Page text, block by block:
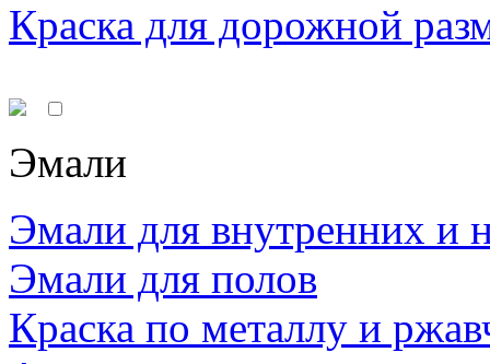
Краска для дорожной
Эмали
Эмали для внутренних и
Эмали для полов
Краска по металлу и